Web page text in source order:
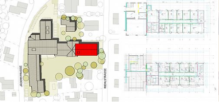
Wir wünschen allen unseren Auftrageber:innen, Partner:innen
und Kolleg:innen eine schöne und erholsame Sommerzeit…
… und für die anstehende Hitzewelle viel Schatten und einen
kühlen Kopf.